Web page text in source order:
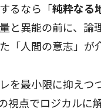
るなら「純粋なる
と異能の前に、
「人間の意志」が
を最小限に抑えつ
視点でロジカルに